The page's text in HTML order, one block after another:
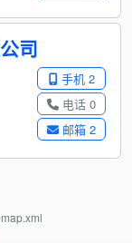
司
手机 2
电话 0
邮箱 2